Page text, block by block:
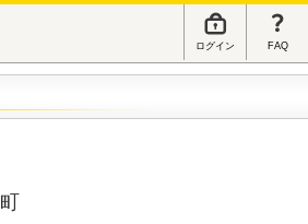
ログイン FAQ